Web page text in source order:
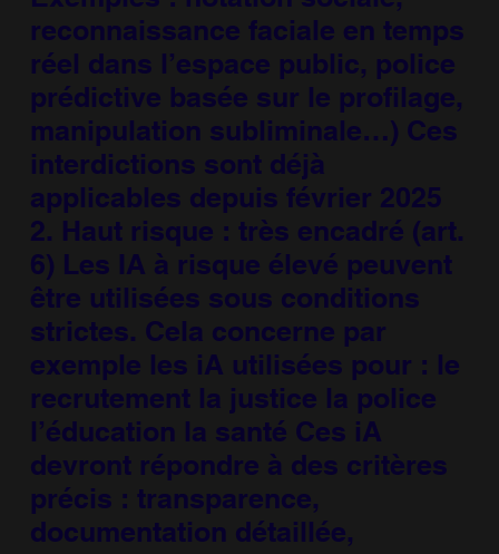
reconnaissance faciale en temps
réel dans l’espace public, police
prédictive basée sur le profilage,
manipulation subliminale…) Ces
interdictions sont déjà
applicables depuis février 2025
2. Haut risque : très encadré (art.
6) Les IA à risque élevé peuvent
être utilisées sous conditions
strictes. Cela concerne par
exemple les iA utilisées pour : le
recrutement la justice la police
l’éducation la santé Ces iA
devront répondre à des critères
précis : transparence,
documentation détaillée,